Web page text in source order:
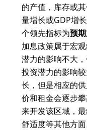
的产值，库存或
量增长或GDP增
个领先指标为预
加息政策属于宏
潜力的影响不大
投资潜力的影响
长，但是相应的
价和租金会逐步
来开发该区域，
舒适度等其他方面